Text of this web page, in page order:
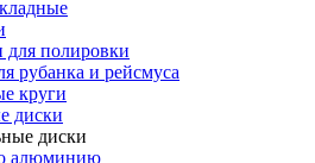
для полировки
рубанка и рейсмуса
круги
диски
диски
алюминию